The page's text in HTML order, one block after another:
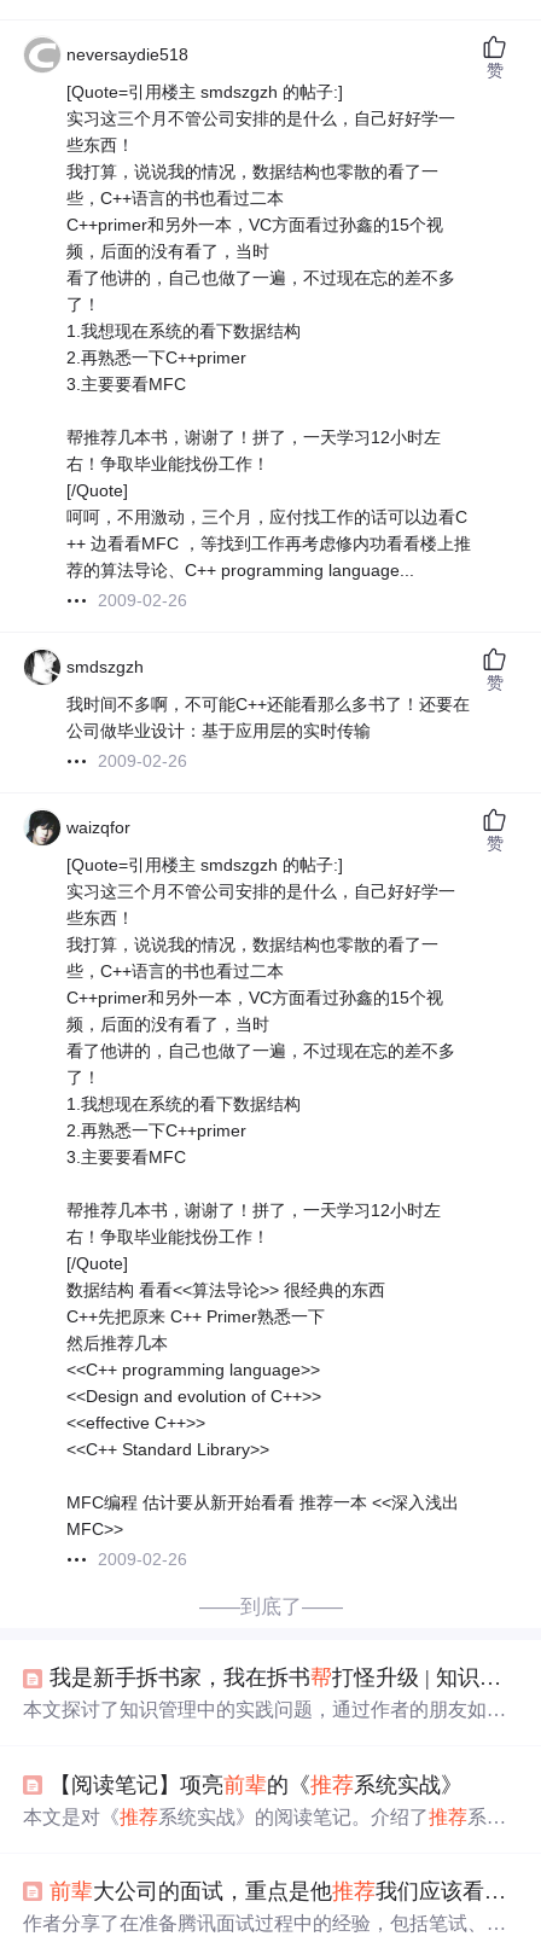
neversaydie518
[Quote=引用楼主 smdszgzh 的帖子:]
实习这三个月不管公司安排的是什么，自己好好学一
些东西！
我打算，说说我的情况，数据结构也零散的看了一
些，C++语言的书也看过二本
C++primer和另外一本，VC方面看过孙鑫的15个视
频，后面的没有看了，当时
看了他讲的，自己也做了一遍，不过现在忘的差不多
了！
1.我想现在系统的看下数据结构
2.再熟悉一下C++primer
3.主要要看MFC
帮推荐几本书，谢谢了！拼了，一天学习12小时左
右！争取毕业能找份工作！
[/Quote]
呵呵，不用激动，三个月，应付找工作的话可以边看C
++ 边看看MFC ，等找到工作再考虑修内功看看楼上推
荐的算法导论、C++ programming language...
2009-02-26
赞
smdszgzh
我时间不多啊，不可能C++还能看那么多书了！还要在
公司做毕业设计：基于应用层的实时传输
2009-02-26
赞
waizqfor
[Quote=引用楼主 smdszgzh 的帖子:]
实习这三个月不管公司安排的是什么，自己好好学一
些东西！
我打算，说说我的情况，数据结构也零散的看了一
些，C++语言的书也看过二本
C++primer和另外一本，VC方面看过孙鑫的15个视
频，后面的没有看了，当时
看了他讲的，自己也做了一遍，不过现在忘的差不多
了！
1.我想现在系统的看下数据结构
2.再熟悉一下C++primer
3.主要要看MFC
帮推荐几本书，谢谢了！拼了，一天学习12小时左
右！争取毕业能找份工作！
[/Quote]
数据结构 看看<<算法导论>> 很经典的东西
C++先把原来 C++ Primer熟悉一下
然后推荐几本
<<C++ programming language>>
<<Design and evolution of C++>>
<<effective C++>>
<<C++ Standard Library>>
MFC编程 估计要从新开始看看 推荐一本 <<深入浅出
MFC>>
2009-02-26
赞
——到底了——
我是新手拆书家，我在拆书帮打怪升级 | 知识实践
本文探讨了知识管理中的实践问题，通过作者的朋友如何
挑战和收获，强调了学以致用的重要性。
【阅读笔记】项亮前辈的《推荐系统实战》
本文是对《推荐系统实战》的阅读笔记。介绍了推荐系统
文和社交网络信息的算法，分析了冷启动问题及解决办
法，最后给出设计 推荐系统的十个建议。
前辈大公司的面试，重点是他推荐我们应该看得那些书
作者分享了在准备腾讯面试过程中的经验，包括笔试、面